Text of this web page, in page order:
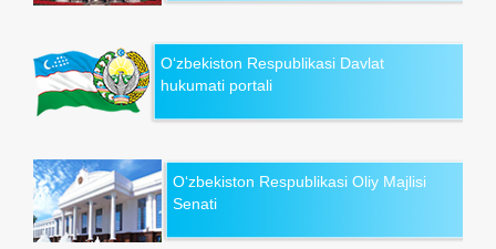
O‘zbekiston Respublikasi Davlat
hukumati portali
O‘zbekiston Respublikasi Oliy Majlisi
Senati